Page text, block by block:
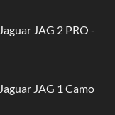
JAG 2 PRO -
JAG 1 Camo